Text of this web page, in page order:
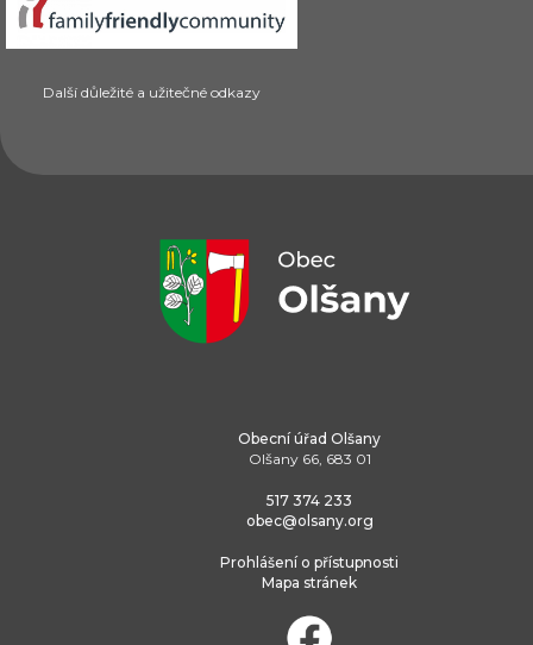
Další důležité a užitečné odkazy
Obecní úřad Olšany
Olšany 66, 683 01
517 374 233
obec@olsany.org
Prohlášení o přístupnosti
Mapa stránek